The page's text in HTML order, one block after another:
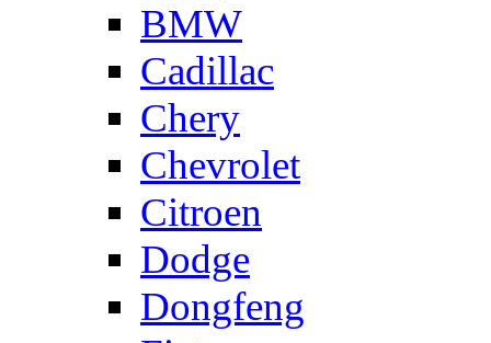
BMW
Cadillac
Chery
Chevrolet
Citroen
Dodge
Dongfeng